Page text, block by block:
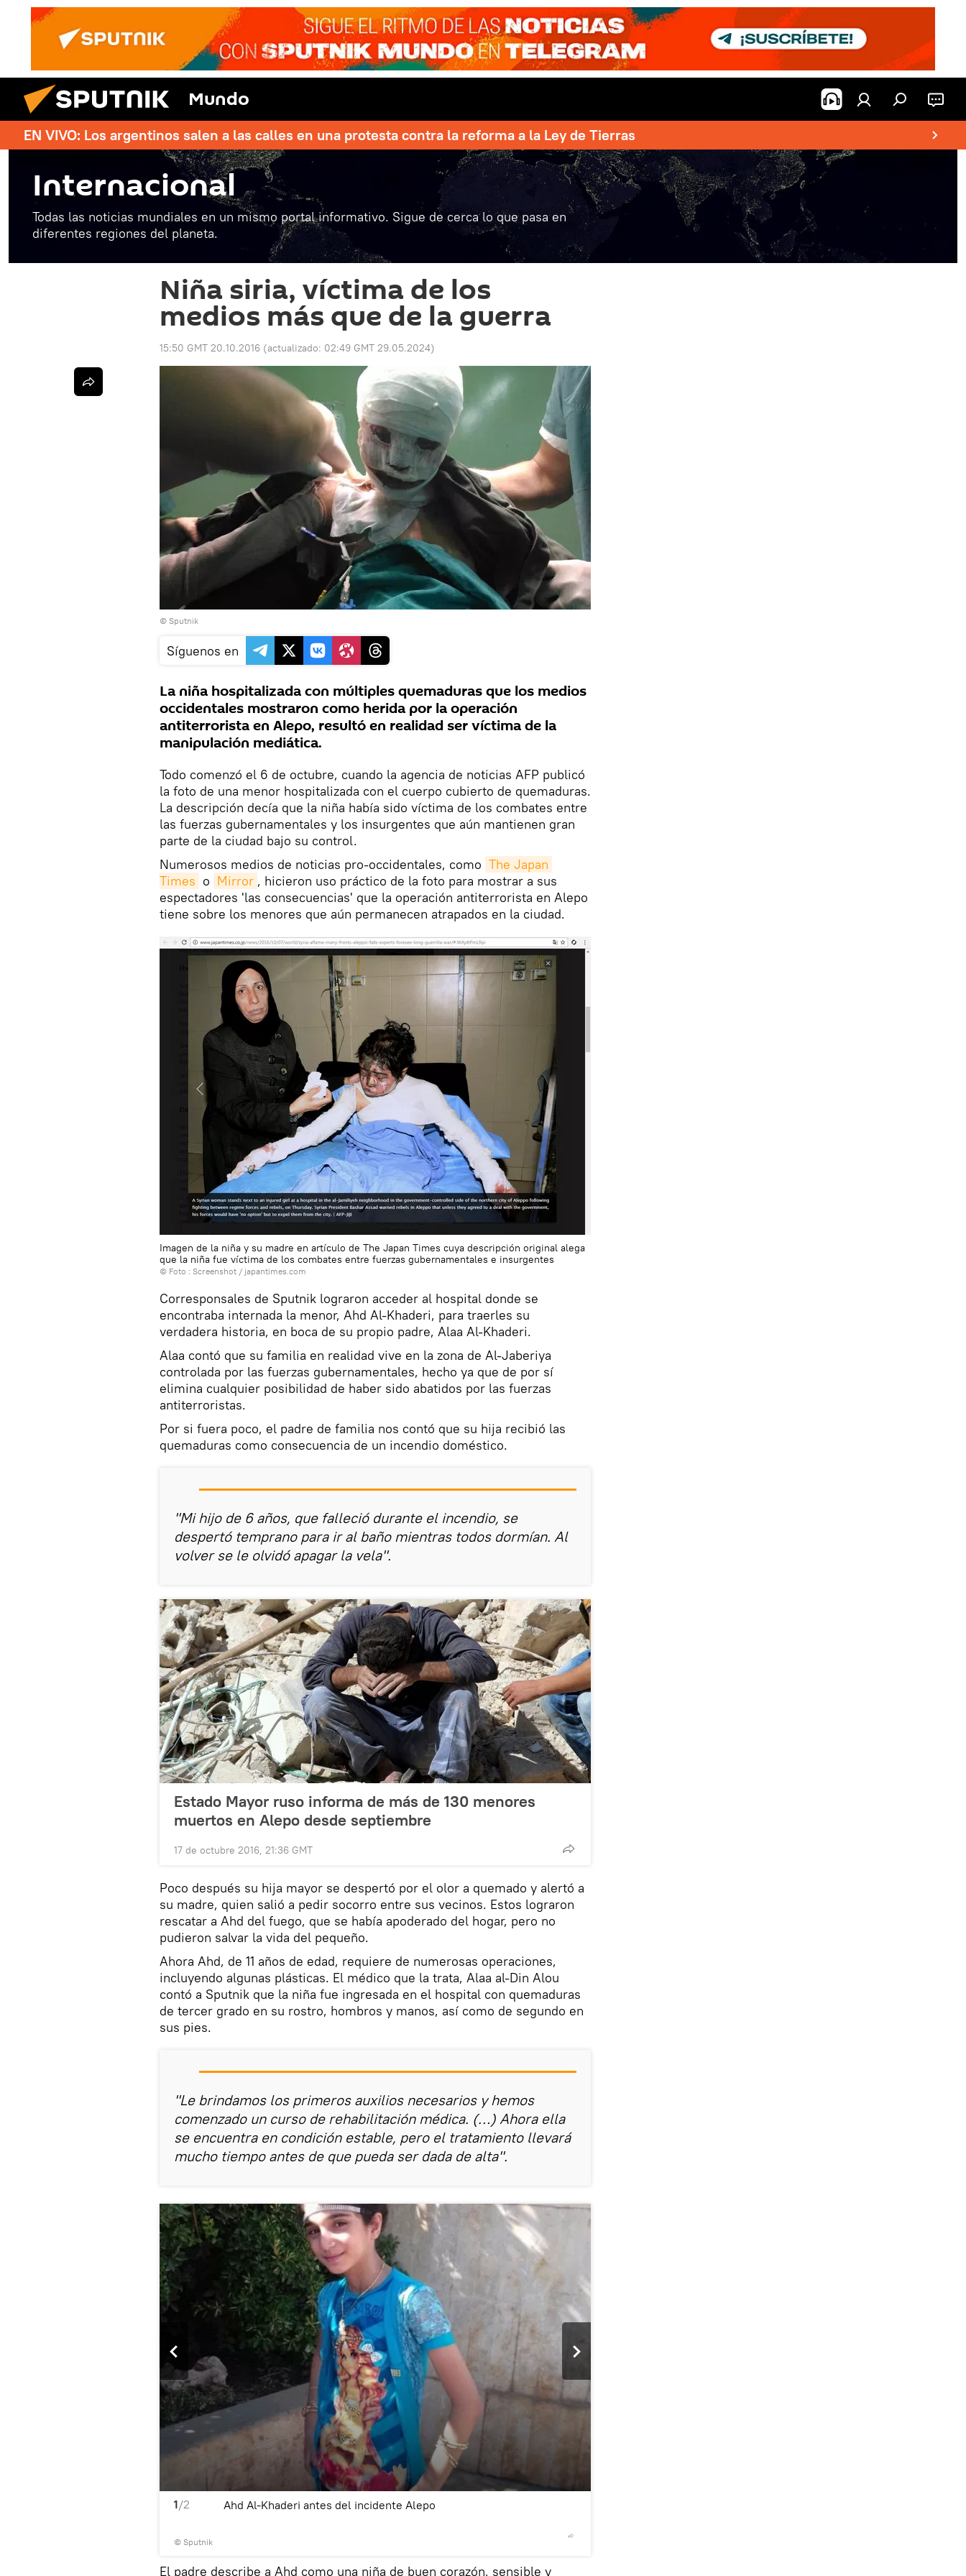
Mundo
EN VIVO: Los argentinos salen a las calles en una protesta contra la reforma a la Ley de Tierras
Internacional
Todas las noticias mundiales en un mismo portal informativo. Sigue de cerca lo que pasa en
diferentes regiones del planeta.
Niña siria, víctima de los
medios más que de la guerra
15:50 GMT 20.10.2016 (actualizado: 02:49 GMT 29.05.2024)
© Sputnik
Síguenos en
La niña hospitalizada con múltiples quemaduras que los medios
occidentales mostraron como herida por la operación
antiterrorista en Alepo, resultó en realidad ser víctima de la
manipulación mediática.
Todo comenzó el 6 de octubre, cuando la agencia de noticias AFP publicó
la foto de una menor hospitalizada con el cuerpo cubierto de quemaduras.
La descripción decía que la niña había sido víctima de los combates entre
las fuerzas gubernamentales y los insurgentes que aún mantienen gran
parte de la ciudad bajo su control.
Numerosos medios de noticias pro-occidentales, como The Japan
Times o Mirror , hicieron uso práctico de la foto para mostrar a sus
espectadores 'las consecuencias' que la operación antiterrorista en Alepo
tiene sobre los menores que aún permanecen atrapados en la ciudad.
Imagen de la niña y su madre en artículo de The Japan Times cuya descripción original alega
que la niña fue víctima de los combates entre fuerzas gubernamentales e insurgentes
© Foto : Screenshot / japantimes.com
Corresponsales de Sputnik lograron acceder al hospital donde se
encontraba internada la menor, Ahd Al-Khaderi, para traerles su
verdadera historia, en boca de su propio padre, Alaa Al-Khaderi.
Alaa contó que su familia en realidad vive en la zona de Al-Jaberiya
controlada por las fuerzas gubernamentales, hecho ya que de por sí
elimina cualquier posibilidad de haber sido abatidos por las fuerzas
antiterroristas.
Por si fuera poco, el padre de familia nos contó que su hija recibió las
quemaduras como consecuencia de un incendio doméstico.
"Mi hijo de 6 años, que falleció durante el incendio, se
despertó temprano para ir al baño mientras todos dormían. Al
volver se le olvidó apagar la vela".
Estado Mayor ruso informa de más de 130 menores
muertos en Alepo desde septiembre
17 de octubre 2016, 21:36 GMT
Poco después su hija mayor se despertó por el olor a quemado y alertó a
su madre, quien salió a pedir socorro entre sus vecinos. Estos lograron
rescatar a Ahd del fuego, que se había apoderado del hogar, pero no
pudieron salvar la vida del pequeño.
Ahora Ahd, de 11 años de edad, requiere de numerosas operaciones,
incluyendo algunas plásticas. El médico que la trata, Alaa al-Din Alou
contó a Sputnik que la niña fue ingresada en el hospital con quemaduras
de tercer grado en su rostro, hombros y manos, así como de segundo en
sus pies.
"Le brindamos los primeros auxilios necesarios y hemos
comenzado un curso de rehabilitación médica. (…) Ahora ella
se encuentra en condición estable, pero el tratamiento llevará
mucho tiempo antes de que pueda ser dada de alta".
1/2
© Sputnik
Ahd Al-Khaderi antes del incidente Alepo
El padre describe a Ahd como una niña de buen corazón, sensible y